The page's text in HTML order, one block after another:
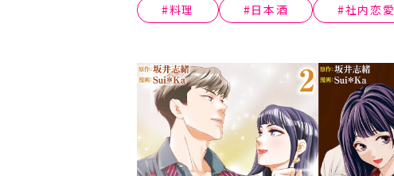
料理
日本酒 社内恋愛